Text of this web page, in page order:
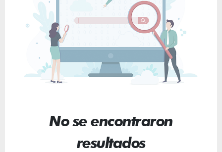
No se encontraron
resultados